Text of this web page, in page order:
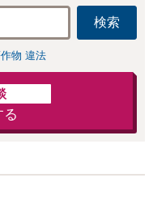
検索
物 違法
る